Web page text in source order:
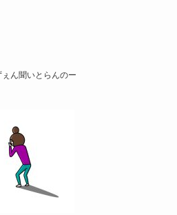
ん聞いとらんのー